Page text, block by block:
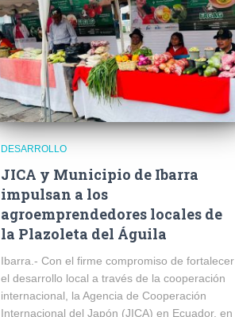
DESARROLLO
JICA y Municipio de Ibarra
impulsan a los
agroemprendedores locales de
la Plazoleta del Águila
Ibarra.- Con el firme compromiso de fortalecer
el desarrollo local a través de la cooperación
internacional, la Agencia de Cooperación
Internacional del Japón (JICA) en Ecuador, en